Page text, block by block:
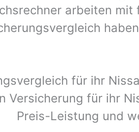
arbeiten
für ihr
Versicherung für ihr
Preis-Leistung und